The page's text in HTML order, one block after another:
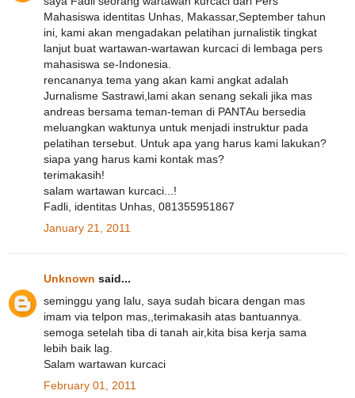
Mahasiswa identitas Unhas, Makassar,September tahun
ini, kami akan mengadakan pelatihan jurnalistik tingkat
lanjut buat wartawan-wartawan kurcaci di lembaga pers
mahasiswa se-Indonesia.
rencananya tema yang akan kami angkat adalah
Jurnalisme Sastrawi,lami akan senang sekali jika mas
andreas bersama teman-teman di PANTAu bersedia
meluangkan waktunya untuk menjadi instruktur pada
pelatihan tersebut. Untuk apa yang harus kami lakukan?
siapa yang harus kami kontak mas?
terimakasih!
salam wartawan kurcaci...!
Fadli, identitas Unhas, 081355951867
January 21, 2011
Unknown said...
seminggu yang lalu, saya sudah bicara dengan mas
imam via telpon mas,,terimakasih atas bantuannya.
semoga setelah tiba di tanah air,kita bisa kerja sama
lebih baik lag.
Salam wartawan kurcaci
February 01, 2011